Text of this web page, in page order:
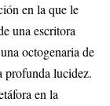
en la que le
una escritora
octogenaria de
profunda lucidez.
en la